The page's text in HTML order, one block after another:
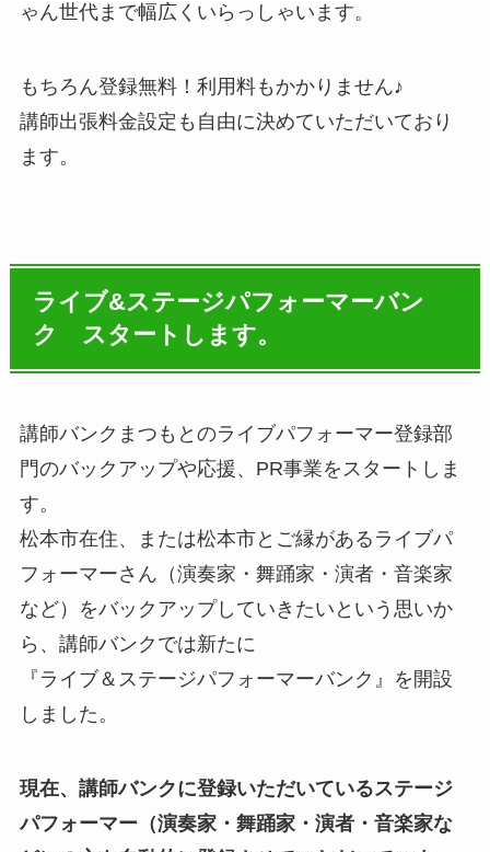
ゃん世代まで幅広くいらっしゃいます。
もちろん登録無料！利用料もかかりません♪
講師出張料金設定も自由に決めていただいており
ます。
ライブ&ステージパフォーマーバン
ク スタートします。
講師バンクまつもとのライブパフォーマー登録部
門のバックアップや応援、PR事業をスタートしま
す。
松本市在住、または松本市とご縁があるライブパ
フォーマーさん（演奏家・舞踊家・演者・音楽家
など）をバックアップしていきたいという思いか
ら、講師バンクでは新たに
『ライブ＆ステージパフォーマーバンク』を開設
しました。
現在、講師バンクに登録いただいているステージ
パフォーマー（演奏家・舞踊家・演者・音楽家な